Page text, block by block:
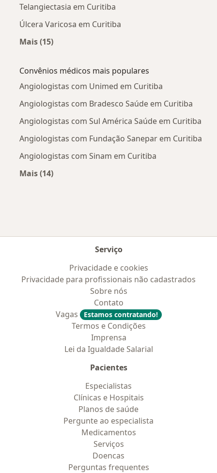
Telangiectasia em Curitiba
Úlcera Varicosa em Curitiba
Mais (15)
Convênios médicos mais populares
Angiologistas com Unimed em Curitiba
Angiologistas com Bradesco Saúde em Curitiba
Angiologistas com Sul América Saúde em Curitiba
Angiologistas com Fundação Sanepar em Curitiba
Angiologistas com Sinam em Curitiba
Mais (14)
Serviço
Privacidade e cookies
Privacidade para profissionais não cadastrados
Sobre nós
Contato
Vagas
Estamos contratando!
Termos e Condições
Imprensa
Lei da Igualdade Salarial
Pacientes
Especialistas
Clínicas e Hospitais
Planos de saúde
Pergunte ao especialista
Medicamentos
Serviços
Doencas
Perguntas frequentes